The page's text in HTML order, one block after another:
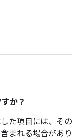
か？
た項目には、その
まれる場合があり